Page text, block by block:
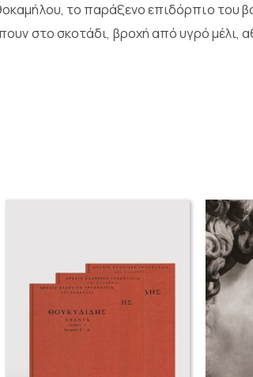
το παράξενο επιδόρπιο του
στο σκοτάδι, βροχή από υγρό μέλι,